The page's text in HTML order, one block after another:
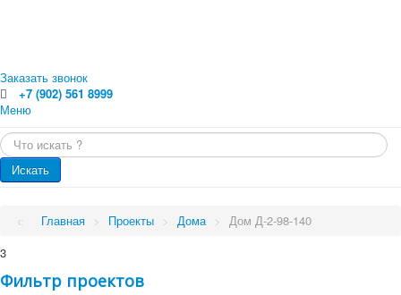
Заказать звонок
+7 (902) 561 8999
Меню
Каталог
Оцилиндрованное бревно
Профилированный брус
Погонажные изделия. Вагонка, планкен, доска пола
Малые архитектурные формы
Бани от 70 кв.м.
Главная
Каталог
Проекты
Цены
Искать...
Искать
Главная > Проекты > Дома >
Дом Д-2-98-140
3
Фильтр проектов